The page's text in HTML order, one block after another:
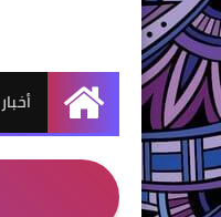
الرئيسية
أخبار